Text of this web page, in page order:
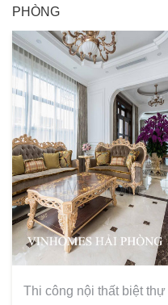
PHÒNG
Thi công nội thất biệt thự